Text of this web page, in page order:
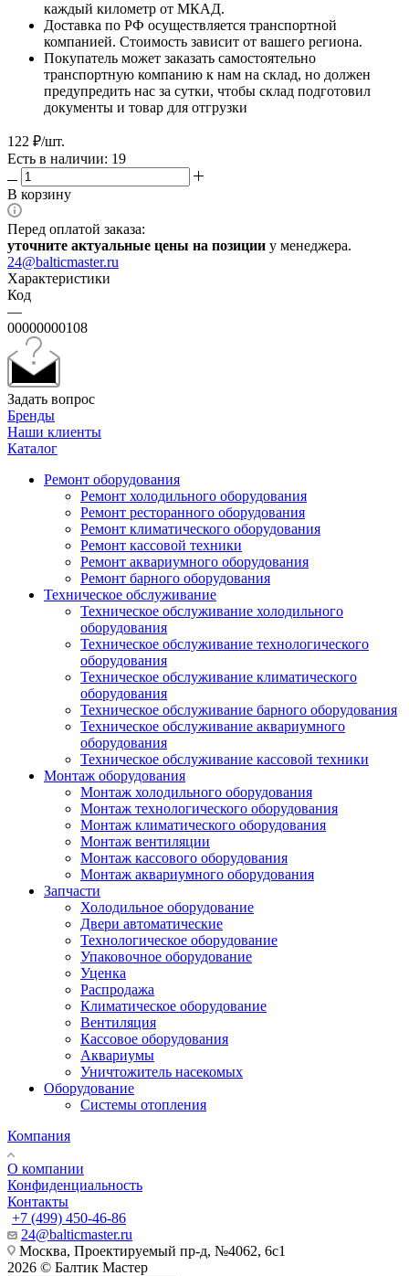
каждый километр от МКАД.
Доставка по РФ осуществляется транспортной
компанией. Стоимость зависит от вашего региона.
Покупатель может заказать самостоятельно
транспортную компанию к нам на склад, но должен
предупредить нас за сутки, чтобы склад подготовил
документы и товар для отгрузки
122 ₽/шт.
Есть в наличии: 19
В корзину
Перед оплатой заказа:
уточните актуальные цены на позиции у менеджера.
24@balticmaster.ru
Характеристики
Код
—
00000000108
Задать вопрос
Бренды
Наши клиенты
Каталог
Ремонт оборудования
Ремонт холодильного оборудования
Ремонт ресторанного оборудования
Ремонт климатического оборудования
Ремонт кассовой техники
Ремонт аквариумного оборудования
Ремонт барного оборудования
Техническое обслуживание
Техническое обслуживание холодильного
оборудования
Техническое обслуживание технологического
оборудования
Техническое обслуживание климатического
оборудования
Техническое обслуживание барного оборудования
Техническое обслуживание аквариумного
оборудования
Техническое обслуживание кассовой техники
Монтаж оборудования
Монтаж холодильного оборудования
Монтаж технологического оборудования
Монтаж климатического оборудования
Монтаж вентиляции
Монтаж кассового оборудования
Монтаж аквариумного оборудования
Запчасти
Холодильное оборудование
Двери автоматические
Технологическое оборудование
Упаковочное оборудование
Уценка
Распродажа
Климатическое оборудование
Вентиляция
Кассовое оборудования
Аквариумы
Уничтожитель насекомых
Оборудование
Системы отопления
Компания
О компании
Конфиденциальность
Контакты
+7 (499) 450-46-86
24@balticmaster.ru
Москва, Проектируемый пр-д, №4062, 6с1
2026 © Балтик Мастер